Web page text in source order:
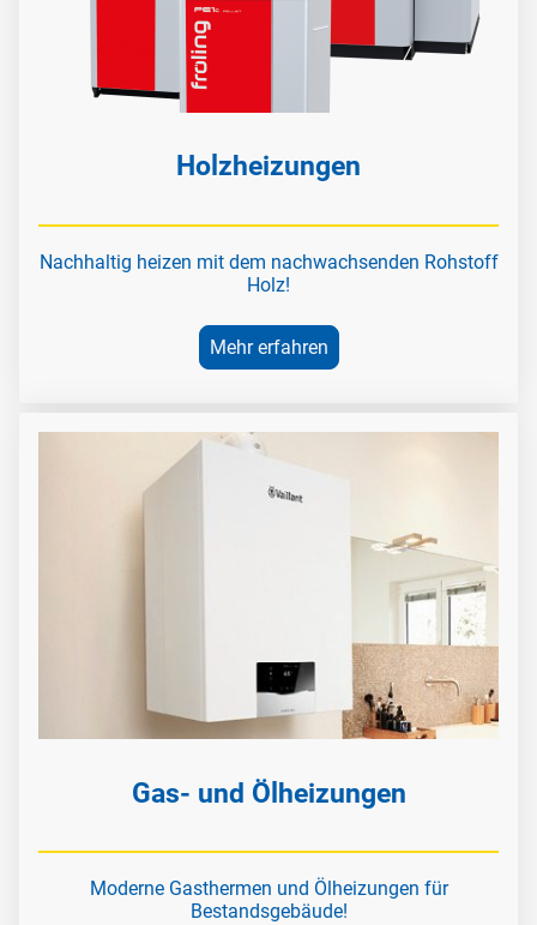
Holzheizungen
Nachhaltig heizen mit dem nachwachsenden Rohstoff
Holz!
Mehr erfahren
Gas- und Ölheizungen
Moderne Gasthermen und Ölheizungen für
Bestandsgebäude!